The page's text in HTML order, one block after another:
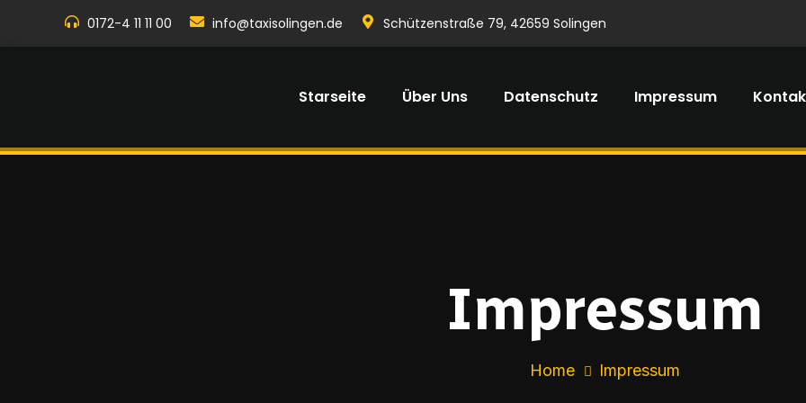
0172-4 11 11 00 info@taxisolingen.de Schützenstraße 79, 42659 Solingen
Starseite Über Uns Datenschutz Impressum
Impressum
Home Impressum